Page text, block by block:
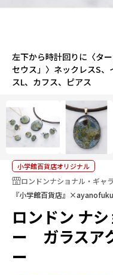
左下から時計回りに〈タ
セウス」〉ネックレスS
スL、カフス、ピアス
小学館百貨店オリジナル
ロンドンナショナル・ギャ
『小学館百貨店』
ロンドン ナ
ー ガラスア
ー